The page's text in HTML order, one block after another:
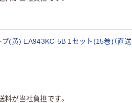
(黄) EA943KC-5B 1セット(15巻)（直送
料が当社負担です。